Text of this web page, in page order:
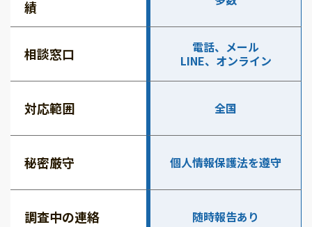
績
相談窓口
電話、メール
LINE、オンライン
対応範囲 全国
秘密厳守 個人情報保護法を遵守
調査中の連絡 随時報告あり